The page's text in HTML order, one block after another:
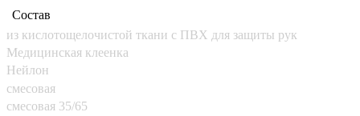
Состав
из кислотощелочистой ткани с ПВХ для защиты рук
Медицинская клеенка
Нейлон
смесовая
смесовая 35/65